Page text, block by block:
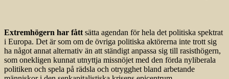
Extremhögern har fått sätta agendan för hela det politiska spektrat
i Europa. Det är som om de övriga politiska aktörerna inte trott sig
ha något annat alternativ än att ständigt anpassa sig till rasisthögern,
som onekligen kunnat utnyttja missnöjet med den förda nyliberala
politiken och spela på rädsla och otrygghet bland arbetande